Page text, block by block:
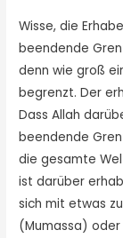
Wisse, die
beendende
denn wie groß
begrenzt. Der
Dass Allah
beendende
die gesamte
ist darüber
sich mit etwas
(Mumassa)